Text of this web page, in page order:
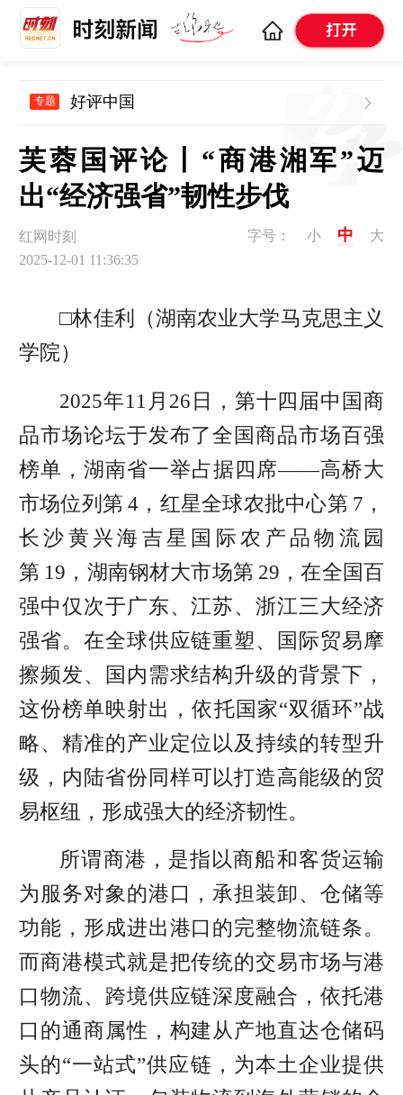
专题 好评中国
芙蓉国评论丨“商港湘军”迈
出“经济强省”韧性步伐
红网时刻
2025-12-01 11:36:35
字号： 小 中 大
□林佳利（湖南农业大学马克思主义
学院）
2025年11月26日，第十四届中国商
品市场论坛于发布了全国商品市场百强
榜单，湖南省一举占据四席——高桥大
市场位列第 4，红星全球农批中心第 7，
长沙黄兴海吉星国际农产品物流园
第 19，湖南钢材大市场第 29，在全国百
强中仅次于广东、江苏、浙江三大经济
强省。在全球供应链重塑、国际贸易摩
擦频发、国内需求结构升级的背景下，
这份榜单映射出，依托国家“双循环”战
略、精准的产业定位以及持续的转型升
级， 内陆省份 同样可以打造高能级的贸
易枢纽，形成强大的经济韧性。
所谓商港，是指以商船和客货运输
为服务对象的港口，承担装卸、仓储等
功能，形成进出港口的完整物流链条。
而商港模式就是把传统的交易市场与港
口物流、跨境供应链深度融合，依托港
口的通商属性，构建从产地直达仓储码
头的“一站式”供应链，为本土企业提供